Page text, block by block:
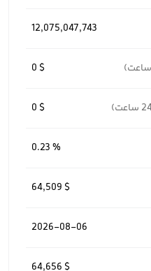
12,075,047,743
0 $
0 $
0.23 %
64,509 $
2026-08-06
64,656 $